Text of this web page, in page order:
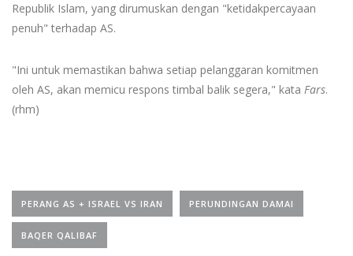
Republik Islam, yang dirumuskan dengan "ketidakpercayaan
penuh" terhadap AS.
"Ini untuk memastikan bahwa setiap pelanggaran komitmen
oleh AS, akan memicu respons timbal balik segera," kata Fars.
(rhm)
PERANG AS + ISRAEL VS IRAN PERUNDINGAN DAMAI
BAQER QALIBAF